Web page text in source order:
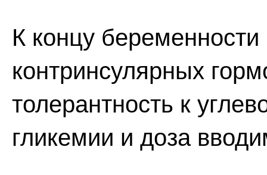
К концу
контринсулярных
толерантность к
гликемии и доза